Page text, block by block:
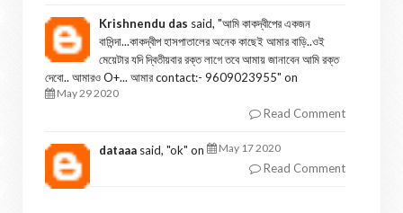
Krishnendu das said, "আমি কাকদ্বীপের একজন
বাসিন্দা...কাকদ্বীপ হাসপাতালের অনেক কাছেই আমার বাড়ি..ওই
মেয়েটার যদি দ্বিতীয়বার রক্ত লাগে তবে আমায় জানাবেন আমি রক্ত
দেবো.. আমারও O+... আমার contact:- 9609023955" on
May 29 2020
Read Comment
dataaa said, "ok" on May 17 2020
Read Comment